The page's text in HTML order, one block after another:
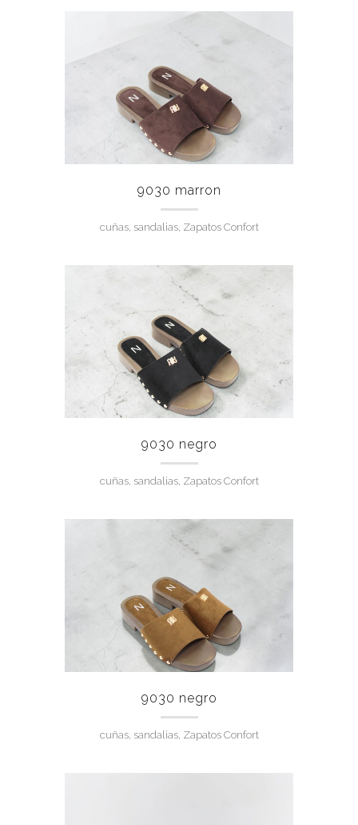
9030 marron
cuñas, sandalias, Zapatos Confort
9030 negro
cuñas, sandalias, Zapatos Confort
9030 negro
cuñas, sandalias, Zapatos Confort